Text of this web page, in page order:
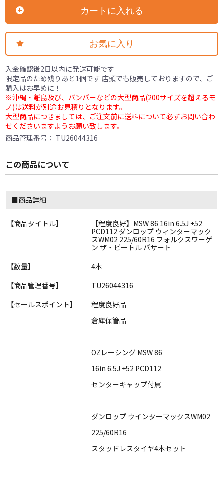
カートに入れる
お気に入り
入金確認後2日以内に発送可能です
限定品のため残りあと1個です 店頭でも販売しておりますので、ご
購入はお早めに！
※沖縄・離島及び、バンパーなどの大型商品(200サイズを超えるモ
ノ)は送料が別途お見積りとなります。
大型商品につきましては、ご注文前に送料について必ずお問い合わ
せくださいますようお願い致します。
商品管理番号： TU26044316
この商品について
■商品詳細
【商品タイトル】
【程度良好】MSW 86 16in 6.5J +52
PCD112 ダンロップ ウィンターマック
スWM02 225/60R16 フォルクスワーゲ
ン ザ・ビートル パサート
【数量】
4本
【商品管理番号】
TU26044316
【セールスポイント】
程度良好品
倉庫保管品
OZレーシング MSW 86
16in 6.5J +52 PCD112
センターキャップ付属
ダンロップ ウインターマックスWM02
225/60R16
スタッドレスタイヤ4本セット